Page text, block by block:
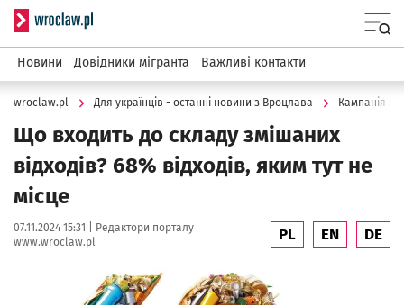
Serwis informacyjny wroclaw.pl
Новини Довідники мігранта Важливі контакти
wroclaw.pl Для українців - останні новини з Вроцлава Кампанія з
Що входить до складу змішаних
відходів? 68% відходів, яким тут не
місце
Data publikacji:
07.11.2024 15:31 | Autor:
Редактори порталу
www.wroclaw.pl
PL EN DE
Kliknij, aby powiększyć